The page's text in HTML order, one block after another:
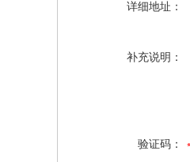
详细地址：
补充说明：
验证码：